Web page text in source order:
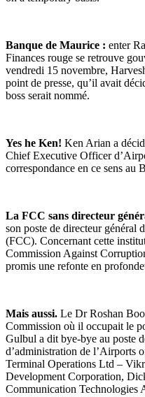
Banque de Maurice : enter
Finances rouge se retrouve
vendredi 15 novembre,
point de presse, qu’il avait
boss serait nommé.
Yes he Ken! Ken Arian a
Chief Executive Officer
correspondance en ce sens au
La FCC sans directeur
son poste de directeur général
(FCC). Concernant cette
Commission Against
promis une refonte en
Mais aussi. Le Dr Roshan
Commission où il occupait le
Gulbul a dit bye-bye au poste
d’administration de l’Airports
Terminal Operations Ltd –
Development Corporation,
Communication Technologies